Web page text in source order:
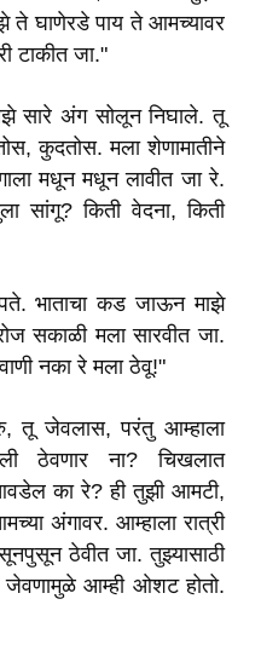
ते घाणेरडे पाय ते आमच्यावर
टाकीत जा."
सारे अंग सोलून निघाले. तू
कुदतोस. मला शेणामातीने
मधून मधून लावीत जा रे.
किती वेदना, किती
भाताचा कड जाऊन माझे
सकाळी मला सारवीत जा.
नका रे मला ठेवू!"
तू जेवलास, परंतु आम्हाला
ठेवणार ना? चिखलात
का रे? ही तुझी आमटी,
अंगावर. आम्हाला रात्री
ठेवीत जा. तुझ्यासाठी
जेवणामुळे आम्ही ओशट होतो.